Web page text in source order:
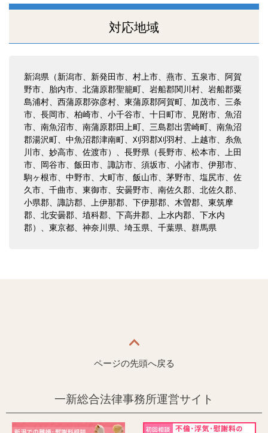
対応地域
新潟県（新潟市、新発田市、村上市、燕市、五泉市、阿賀
野市、胎内市、北蒲原郡聖籠町、岩船郡関川村、岩船郡粟
島浦村、西蒲原郡弥彦村、東蒲原郡阿賀町、加茂市、三条
市、長岡市、柏崎市、小千谷市、十日町市、見附市、魚沼
市、南魚沼市、南蒲原郡田上町、三島郡出雲崎町、南魚沼
郡湯沢町、中魚沼郡津南町、刈羽郡刈羽村、上越市、糸魚
川市、妙高市、佐渡市）、長野県（長野市、松本市、上田
市、岡谷市、飯田市、諏訪市、須坂市、小諸市、伊那市、
駒ヶ根市、中野市、大町市、飯山市、茅野市、塩尻市、佐
久市、千曲市、東御市、安曇野市、南佐久郡、北佐久郡、
小県郡、諏訪郡、上伊那郡、下伊那郡、木曽郡、東筑摩
郡、北安曇郡、埴科郡、下高井郡、上水内郡、下水内
郡）、東京都、神奈川県、埼玉県、千葉県、群馬県
ページの先頭へ戻る
一新総合法律事務所運営サイト